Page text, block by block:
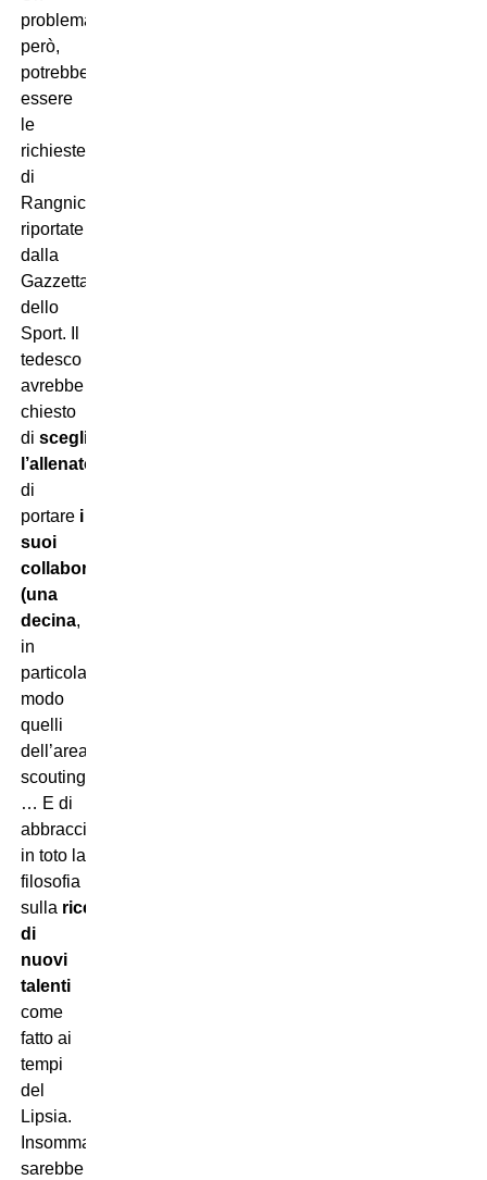
problema,
però,
potrebbero
essere
le
richieste
di
Rangnick,
riportate
dalla
Gazzetta
dello
Sport. Il
tedesco
avrebbe
chiesto
di scegliere
l’allenatore
di
portarei
suoi
collaboratori
(una
decina,
in
particolar
modo
quelli
dell’area
scouting)
… E di
abbracciare
in toto la
filosofia
sulla ricerca
di
nuovi
talenti
come
fatto ai
tempi
del
Lipsia.
Insomma,
sarebbe